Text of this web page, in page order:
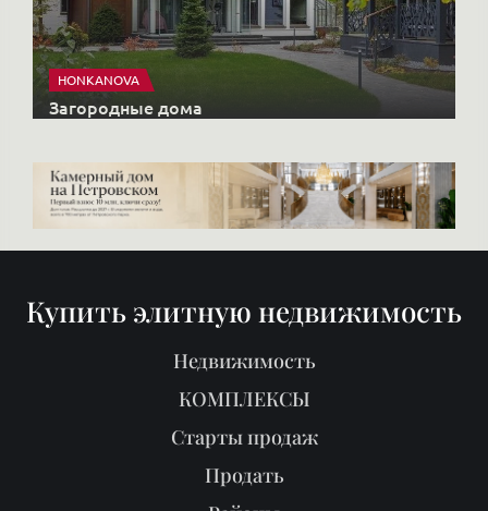
HONKANOVA
Загородные дома
Купить элитную недвижимость
Недвижимость
КОМПЛЕКСЫ
Старты продаж
Продать